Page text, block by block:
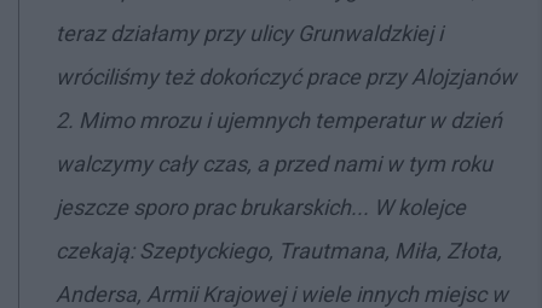
teraz działamy przy ulicy Grunwaldzkiej i
wróciliśmy też dokończyć prace przy Alojzjanów
2. Mimo mrozu i ujemnych temperatur w dzień
walczymy cały czas, a przed nami w tym roku
jeszcze sporo prac brukarskich... W kolejce
czekają: Szeptyckiego, Trautmana, Miła, Złota,
Andersa, Armii Krajowej i wiele innych miejsc w